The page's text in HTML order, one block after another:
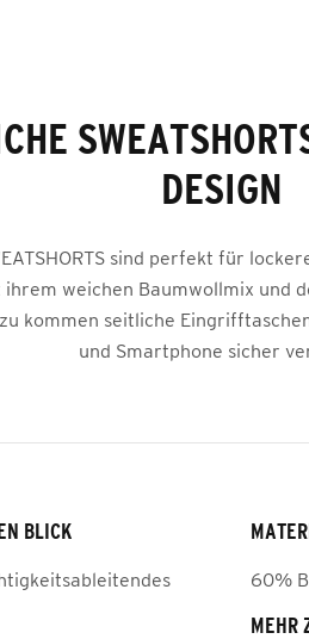
DESIGN
sind perfekt für
ihrem weichen Baumwollmix und
kommen seitliche
und Smartphone sicher
BLICK
60%
MEHR